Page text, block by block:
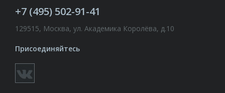
+7 (495) 502-91-41
129515, Москва, ул. Академика Королёва, д.10
Присоединяйтесь